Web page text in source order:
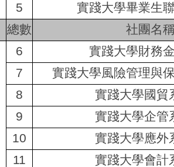
5
實踐大學畢業生
總數 社團名
6
實踐大學財務
7
實踐大學風險管理與
8
實踐大學國貿
9
實踐大學企管
10
實踐大學應外
11
實踐大學會計